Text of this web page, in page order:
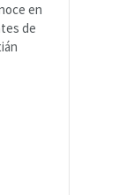
en
de